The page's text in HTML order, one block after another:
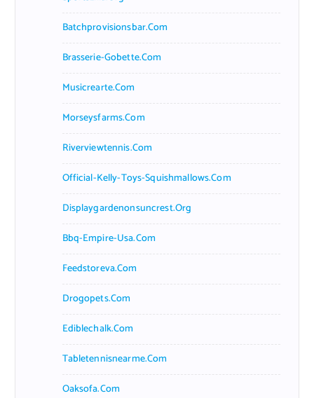
Batchprovisionsbar.com
Brasserie-Gobette.com
Musicrearte.com
Morseysfarms.com
Riverviewtennis.com
Official-Kelly-Toys-Squishmallows.com
Displaygardenonsuncrest.org
Bbq-Empire-Usa.com
Feedstoreva.com
Drogopets.com
Ediblechalk.com
Tabletennisnearme.com
Oaksofa.com